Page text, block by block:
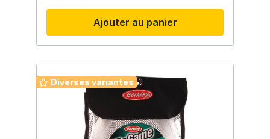
Ajouter au panier
Diverses variantes